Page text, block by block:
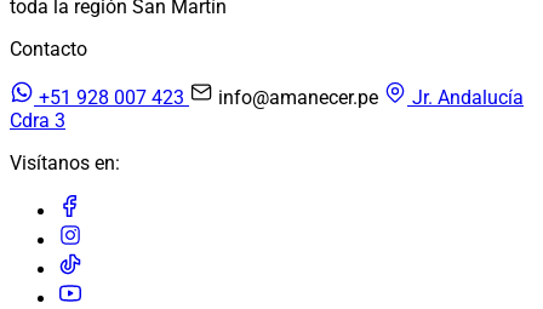
toda la región San Martín
Contacto
+51 928 007 423 info@amanecer.pe
Jr. Andalucía
Cdra 3
Visítanos en: